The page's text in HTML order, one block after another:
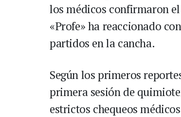
los médicos confirmaron
«Profe» ha reaccionado
partidos en la cancha.
Según los primeros
primera sesión de
estrictos chequeos